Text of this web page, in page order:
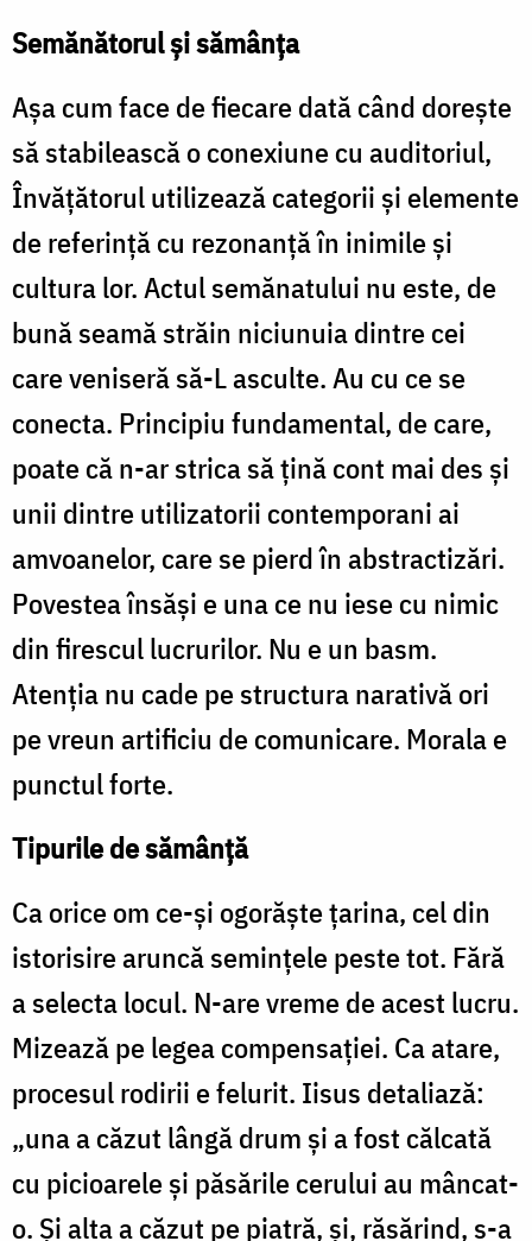
Semănătorul și sămânța
Așa cum face de fiecare dată când dorește
să stabilească o conexiune cu auditoriul,
Învățătorul utilizează categorii și elemente
de referință cu rezonanță în inimile și
cultura lor. Actul semănatului nu este, de
bună seamă străin niciunuia dintre cei
care veniseră să-L asculte. Au cu ce se
conecta. Principiu fundamental, de care,
poate că n-ar strica să țină cont mai des și
unii dintre utilizatorii contemporani ai
amvoanelor, care se pierd în abstractizări.
Povestea însăși e una ce nu iese cu nimic
din firescul lucrurilor. Nu e un basm.
Atenția nu cade pe structura narativă ori
pe vreun artificiu de comunicare. Morala e
punctul forte.
Tipurile de sămânță
Ca orice om ce-și ogorăște țarina, cel din
istorisire aruncă semințele peste tot. Fără
a selecta locul. N-are vreme de acest lucru.
Mizează pe legea compensației. Ca atare,
procesul rodirii e felurit. Iisus detaliază:
„una a căzut lângă drum şi a fost călcată
cu picioarele şi păsările cerului au mâncat-
o. Şi alta a căzut pe piatră, şi, răsărind, s-a